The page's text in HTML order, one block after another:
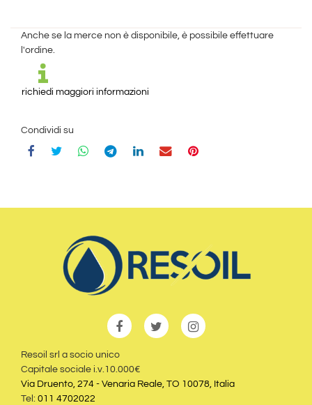
Anche se la merce non è disponibile, è possibile effettuare
l'ordine.
richiedi maggiori informazioni
Condividi su
Resoil srl a socio unico
Capitale sociale i.v.10.000€
Via Druento, 274 - Venaria Reale, TO 10078, Italia
Tel: 011 4702022